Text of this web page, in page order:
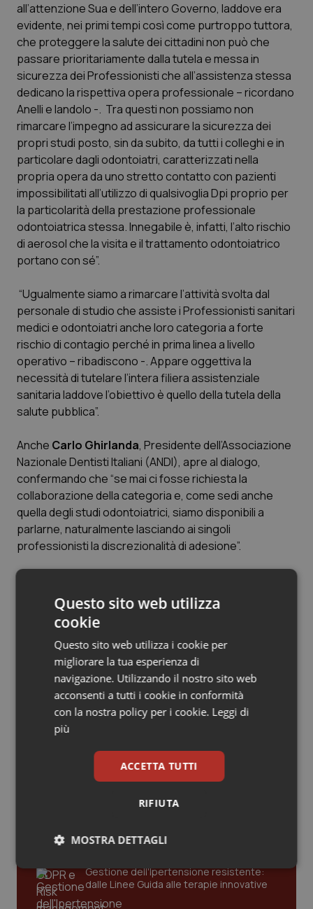
Campania
Emilia-Romagna
Friuli Venezia Giulia
Lazio
Liguria
Lombardia
Marche
Molise
Piemonte
Provincia Autonoma di Bolzano
Provincia Autonoma di Trento
Puglia
Sardegna
Sicilia
Toscana
Valle D’Aosta
Car-T
Colesterolo & coronaropatie
Dermatite Atopica
Diabete & glucometri
Disturbi dell’umore
Dolore
Donna & Salute
Epatiti
HIV
Infezioni & Febbre
Ipertensione & Scompenso
Malattie rare
Malattia di Crohn & Rettocolite Ulcerosa
Neuroscienze & patologie neurodegenerative
Obesità
Oncodermatologia
Oncologia & Nutrizione
Psoriasi & pelle
Quotidiano Chirurgia
Rene & patologie urogenitali
all’attenzione Sua e dell’intero Governo, laddove era
evidente, nei primi tempi così come purtroppo tuttora,
che proteggere la salute dei cittadini non può che
passare prioritariamente dalla tutela e messa in
sicurezza dei Professionisti che all’assistenza stessa
dedicano la rispettiva opera professionale – ricordano
Anelli e Iandolo -. Tra questi non possiamo non
rimarcare l’impegno ad assicurare la sicurezza dei
propri studi posto, sin da subito, da tutti i colleghi e in
particolare dagli odontoiatri, caratterizzati nella
propria opera da uno stretto contatto con pazienti
impossibilitati all’utilizzo di qualsivoglia Dpi proprio per
la particolarità della prestazione professionale
odontoiatrica stessa. Innegabile è, infatti, l’alto rischio
di aerosol che la visita e il trattamento odontoiatrico
portano con sé”.
“Ugualmente siamo a rimarcare l’attività svolta dal
personale di studio che assiste i Professionisti sanitari
medici e odontoiatri anche loro categoria a forte
rischio di contagio perché in prima linea a livello
operativo – ribadiscono -. Appare oggettiva la
necessità di tutelare l’intera filiera assistenziale
sanitaria laddove l’obiettivo è quello della tutela della
salute pubblica”.
Anche Carlo Ghirlanda, Presidente dell’Associazione
Nazionale Dentisti Italiani (ANDI), apre al dialogo,
confermando che “se mai ci fosse richiesta la
collaborazione della categoria e, come sedi anche
quella degli studi odontoiatrici, siamo disponibili a
parlarne, naturalmente lasciando ai singoli
professionisti la discrezionalità di adesione”.
Articoli correlati:
Italia pronta in pole position ma la gara è lunga
16 Dicembre 2020
© Riproduzione riservata
Ultime analisi e review da QS Pro
Cloud sanitario: infrastrutture,
Gestione dell'Ipertensione resistente:
dalle Linee Guida alle terapie innovative
Questo sito web utilizza
cookie
Questo sito web utilizza i cookie per
migliorare la tua esperienza di
navigazione. Utilizzando il nostro sito web
acconsenti a tutti i cookie in conformità
con la nostra policy per i cookie. Leggi di
più
ACCETTA TUTTI
RIFIUTA
MOSTRA DETTAGLI
Necessari Statistici Marketing